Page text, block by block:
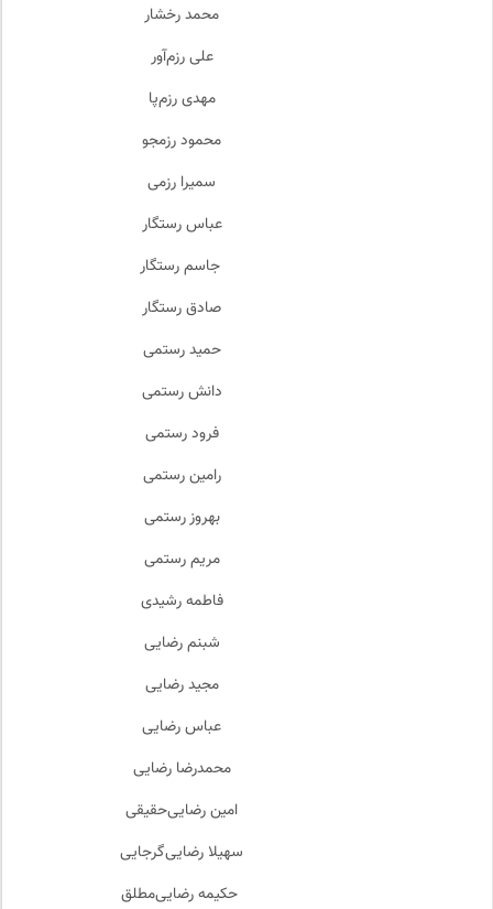
محمد رخشار
علی رزم‌آور
مهدی رزم‌پا
محمود رزمجو
سمیرا رزمی
عباس رستگار
جاسم رستگار
صادق رستگار
حمید رستمی
دانش رستمی
فرود رستمی
رامین رستمی
بهروز رستمی
مریم رستمی
فاطمه رشیدی
شبنم رضایی
مجید رضایی
عباس رضایی
محمدرضا رضایی
امین رضایی‌حقیقی
سهیلا رضایی‌گرجایی
حکیمه رضایی‌مطلق